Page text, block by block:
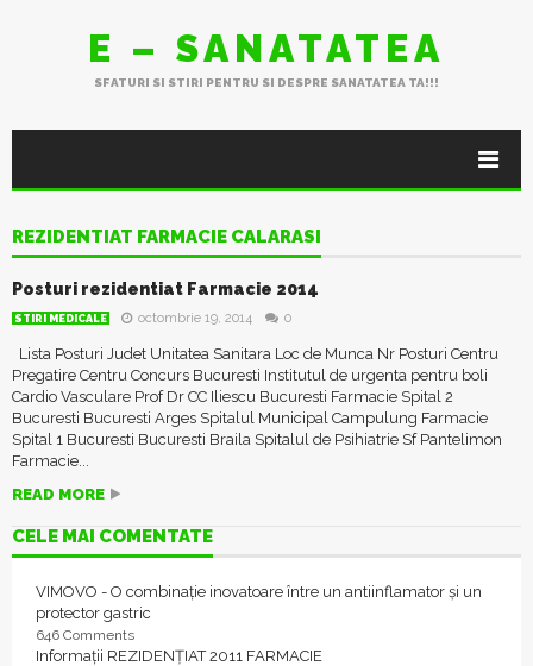
E – SANATATEA
SFATURI SI STIRI PENTRU SI DESPRE SANATATEA TA!!!
REZIDENTIAT FARMACIE CALARASI
Posturi rezidentiat Farmacie 2014
STIRI MEDICALE octombrie 19, 2014 0
Lista Posturi Judet Unitatea Sanitara Loc de Munca Nr Posturi Centru
Pregatire Centru Concurs Bucuresti Institutul de urgenta pentru boli
Cardio Vasculare Prof Dr CC Iliescu Bucuresti Farmacie Spital 2
Bucuresti Bucuresti Arges Spitalul Municipal Campulung Farmacie
Spital 1 Bucuresti Bucuresti Braila Spitalul de Psihiatrie Sf Pantelimon
Farmacie...
READ MORE
CELE MAI COMENTATE
VIMOVO - O combinație inovatoare între un antiinflamator și un
protector gastric
646 Comments
Informații REZIDENȚIAT 2011 FARMACIE